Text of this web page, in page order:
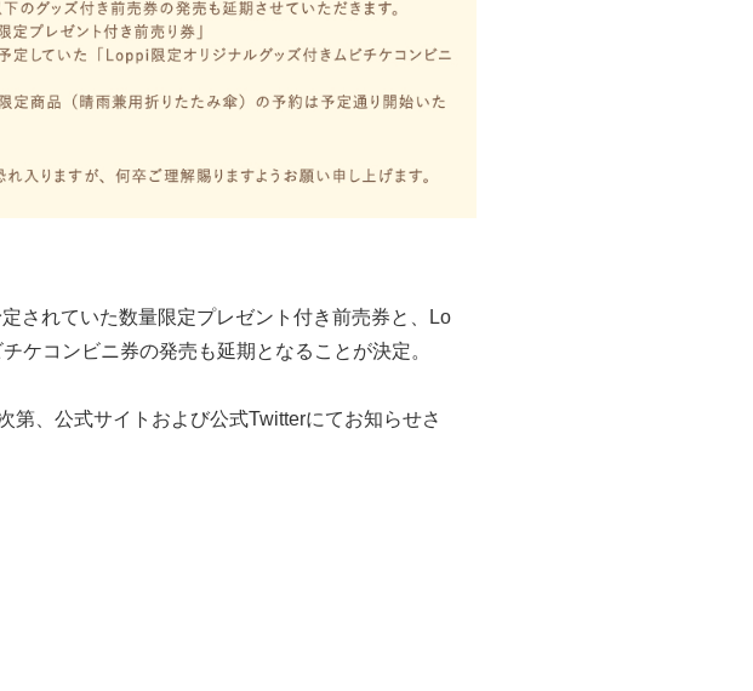
されていた数量限定プレゼント付き前売券と、Lo
ケコンビニ券の発売も延期となることが決定。
第、公式サイトおよび公式Twitterにてお知らせさ